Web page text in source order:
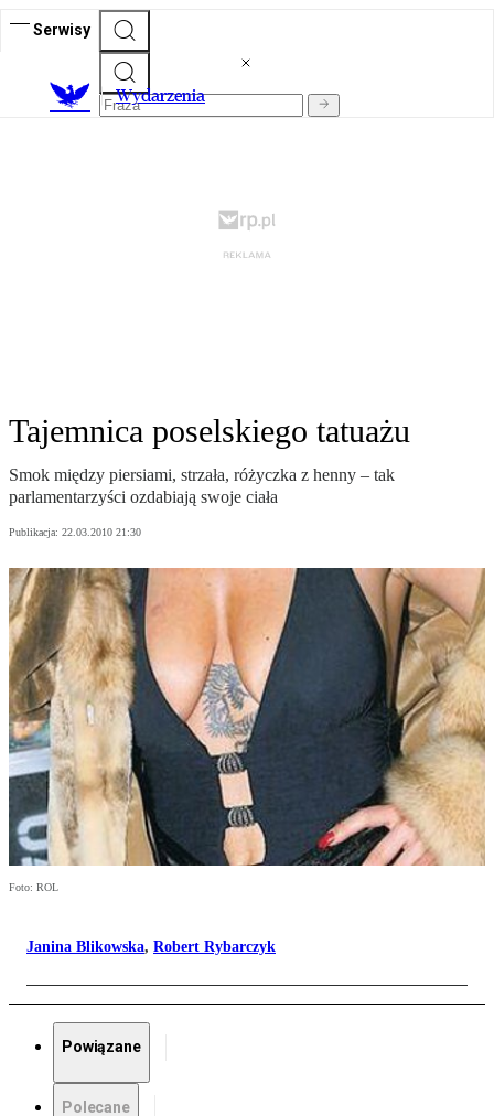
Serwisy
Wydarzenia
Tajemnica poselskiego tatuażu
Smok między piersiami, strzała, różyczka z henny – tak
parlamentarzyści ozdabiają swoje ciała
Publikacja: 22.03.2010 21:30
Foto: ROL
Janina Blikowska, Robert Rybarczyk
Powiązane
Polecane